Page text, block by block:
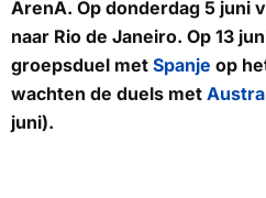
ArenA. Op donderdag 5 juni
naar Rio de Janeiro. Op 13
groepsduel met Spanje op
wachten de duels met
juni).